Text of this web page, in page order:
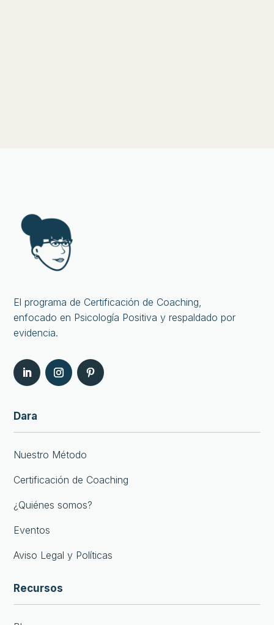
El programa de Certificación de Coaching,
enfocado en Psicología Positiva y respaldado por
evidencia.
Dara
Nuestro Método
Certificación de Coaching
¿Quiénes somos?
Eventos
Aviso Legal y Políticas
Recursos